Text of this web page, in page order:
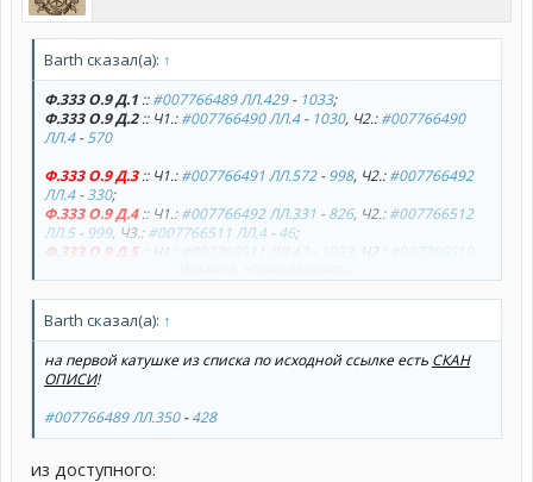
Barth сказал(а): ↑
Ф.333 О.9 Д.1 ::#007766489 ЛЛ.429- 1033;
Ф.333 О.9 Д.2:: Ч1.:#007766490 ЛЛ.4- 1030, Ч2.:#007766490
ЛЛ.4-570
Ф.333 О.9 Д.3:: Ч1.:#007766491 ЛЛ.572-998, Ч2.:#007766492
ЛЛ.4-330;
Ф.333 О.9 Д.4:: Ч1.:#007766492 ЛЛ.331 - 826, Ч2.:#007766512
ЛЛ.5- 999, Ч3.:#007766511 ЛЛ.4 - 46;
Ф.333 О.9 Д.5 :: Ч1.: #007766511 ЛЛ.47 - 1023 , Ч2.:
#007766510
Barth сказал(а): ↑
на первой катушке из списка по исходной ссылке есть СКАН
ОПИСИ!
#007766489 ЛЛ.350-428
из доступного: